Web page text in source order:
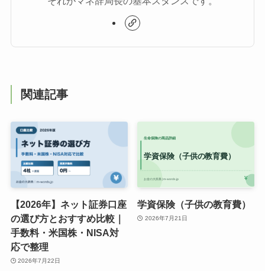
関連記事
【2026年】ネット証券口座
の選び方とおすすめ比較｜
手数料・米国株・NISA対
応で整理
2026年7月22日
学資保険（子供の教育費）
2026年7月21日